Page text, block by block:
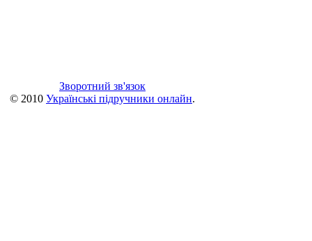
Зворотний зв'язок
© 2010 Українські підручники онлайн.